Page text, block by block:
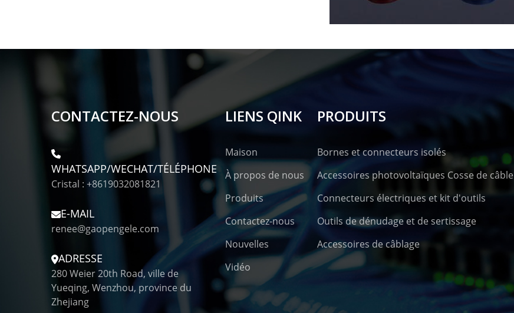
CONTACTEZ-NOUS
WHATSAPP/WECHAT/TÉLÉPHONE
Cristal : +8619032081821
E-MAIL
renee@gaopengele.com
ADRESSE
280 Weier 20th Road, ville de
Yueqing, Wenzhou, province du
Zhejiang
LIENS QINK
Maison
À propos de nous
Produits
Contactez-nous
Nouvelles
Vidéo
PRODUITS
Bornes et connecteurs isolés
Accessoires photovoltaïques Cosse de câble
Connecteurs électriques et kit d'outils
Outils de dénudage et de sertissage
Accessoires de câblage